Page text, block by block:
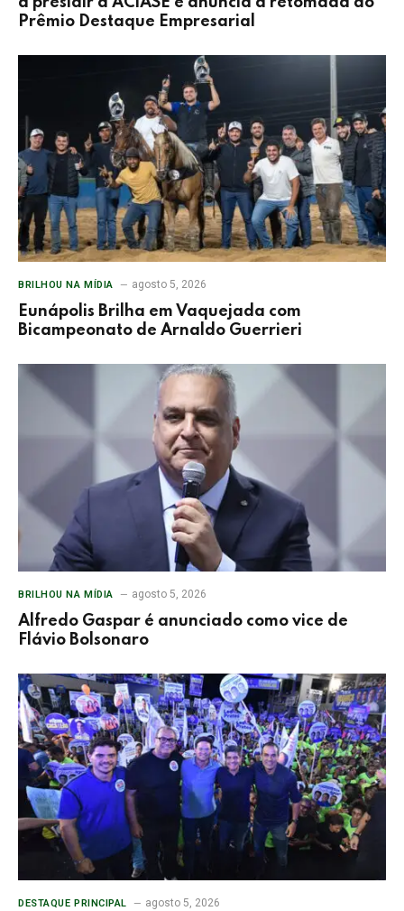
Prêmio Destaque Empresarial
BRILHOU NA MÍDIA agosto 5, 2026
Eunápolis Brilha em Vaquejada com
Bicampeonato de Arnaldo Guerrieri
BRILHOU NA MÍDIA agosto 5, 2026
Alfredo Gaspar é anunciado como vice de
Flávio Bolsonaro
DESTAQUE PRINCIPAL agosto 5, 2026